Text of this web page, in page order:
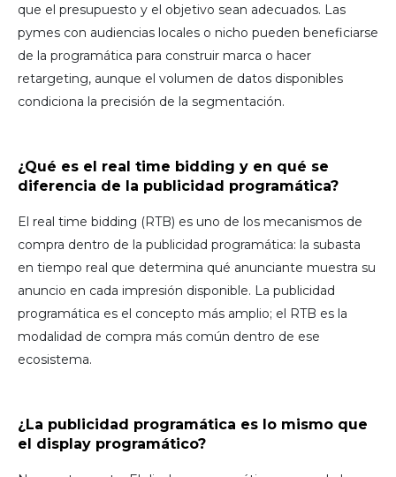
que el presupuesto y el objetivo sean adecuados. Las
pymes con audiencias locales o nicho pueden beneficiarse
de la programática para construir marca o hacer
retargeting, aunque el volumen de datos disponibles
condiciona la precisión de la segmentación.
¿Qué es el real time bidding y en qué se
diferencia de la publicidad programática?
El real time bidding (RTB) es uno de los mecanismos de
compra dentro de la publicidad programática: la subasta
en tiempo real que determina qué anunciante muestra su
anuncio en cada impresión disponible. La publicidad
programática es el concepto más amplio; el RTB es la
modalidad de compra más común dentro de ese
ecosistema.
¿La publicidad programática es lo mismo que
el display programático?